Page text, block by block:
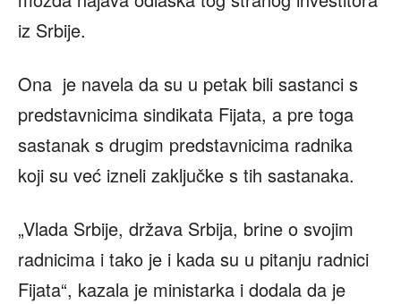
iz Srbije.
Ona je navela da su u petak bili sastanci s
predstavnicima sindikata Fijata, a pre toga
sastanak s drugim predstavnicima radnika
koji su već izneli zaključke s tih sastanaka.
„Vlada Srbije, država Srbija, brine o svojim
radnicima i tako je i kada su u pitanju radnici
Fijata“, kazala je ministarka i dodala da je